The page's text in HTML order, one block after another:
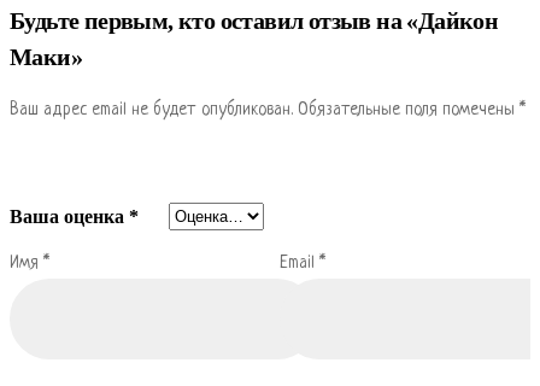
Будьте первым, кто оставил отзыв на «Дайкон
Маки»
Ваш адрес email не будет опубликован. Обязательные поля помечены *
Имя * Email*
Ваша оценка *